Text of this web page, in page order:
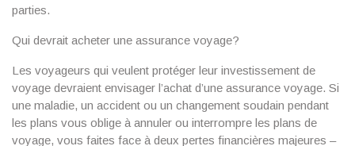
parties.
Qui devrait acheter une assurance voyage?
Les voyageurs qui veulent protéger leur investissement de
voyage devraient envisager l’achat d’une assurance voyage. Si
une maladie, un accident ou un changement soudain pendant
les plans vous oblige à annuler ou interrompre les plans de
voyage, vous faites face à deux pertes financières majeures –